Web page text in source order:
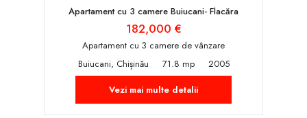
Apartament cu 3 camere Buiucani- Flacăra
182,000 €
Apartament cu 3 camere de vânzare
Buiucani, Chișinău
71.8 mp
2005
Vezi mai multe detalii